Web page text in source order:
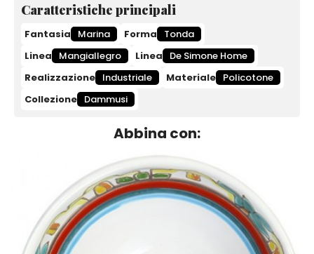
Caratteristiche principali
Fantasia Marina Forma
Tonda
Linea
Mangiallegro Linea
De Simone Home
Realizzazione Industriale Materiale Policotone
Collezione Dammusi
Abbina con: